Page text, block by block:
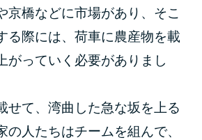
京橋などに市場があり、そこ
る際には、荷車に農産物を載
がっていく必要がありまし
せて、湾曲した急な坂を上る
の人たちはチームを組んで、